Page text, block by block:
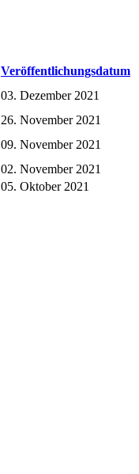
Veröffentlichungsdatum
03. Dezember 2021
26. November 2021
09. November 2021
02. November 2021
05. Oktober 2021